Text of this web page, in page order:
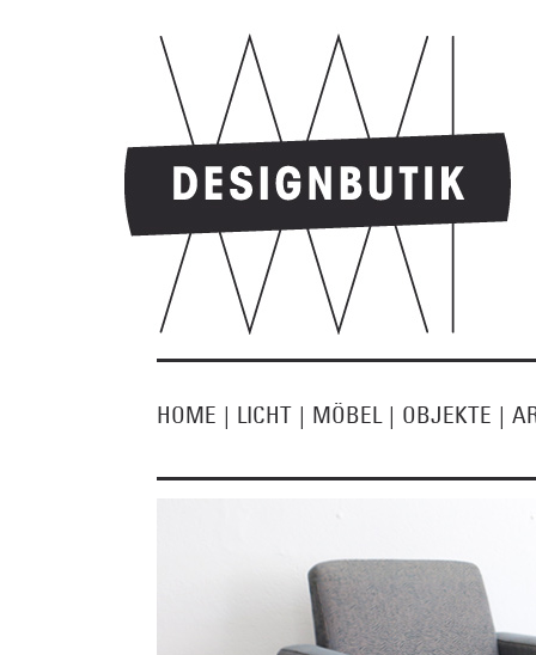
HOME | LICHT | MÖBEL | OBJEKTE |